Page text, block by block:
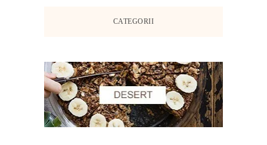
CATEGORII